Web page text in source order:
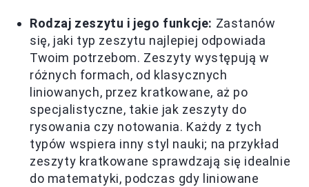
Rodzaj zeszytu i jego funkcje: Zastanów
się, jaki typ zeszytu najlepiej odpowiada
Twoim potrzebom. Zeszyty występują w
różnych formach, od klasycznych
liniowanych, przez kratkowane, aż po
specjalistyczne, takie jak zeszyty do
rysowania czy notowania. Każdy z tych
typów wspiera inny styl nauki; na przykład
zeszyty kratkowane sprawdzają się idealnie
do matematyki, podczas gdy liniowane